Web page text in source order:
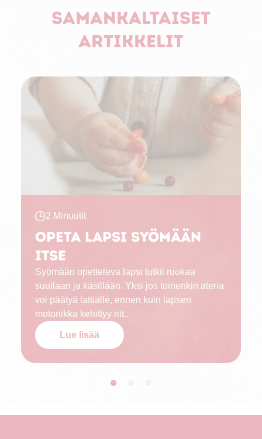
Samankaltaiset
artikkelit
2 Minuutit
Opeta lapsi syömään
itse
Syömään opetteleva lapsi tutkii ruokaa
suullaan ja käsillään. Yksi jos toinenkin ateria
voi päätyä lattialle, ennen kuin lapsen
motoriikka kehittyy riit...
Lue lisää